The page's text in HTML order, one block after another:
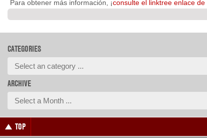
Para obtener más información, ¡consulte el linktree enlace
CATEGORIES
ARCHIVE
TOP